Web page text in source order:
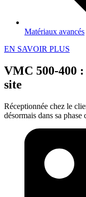
Matériaux avancés
EN SAVOIR PLUS
VMC 500-400
site
Réceptionnée chez le
désormais dans sa phase